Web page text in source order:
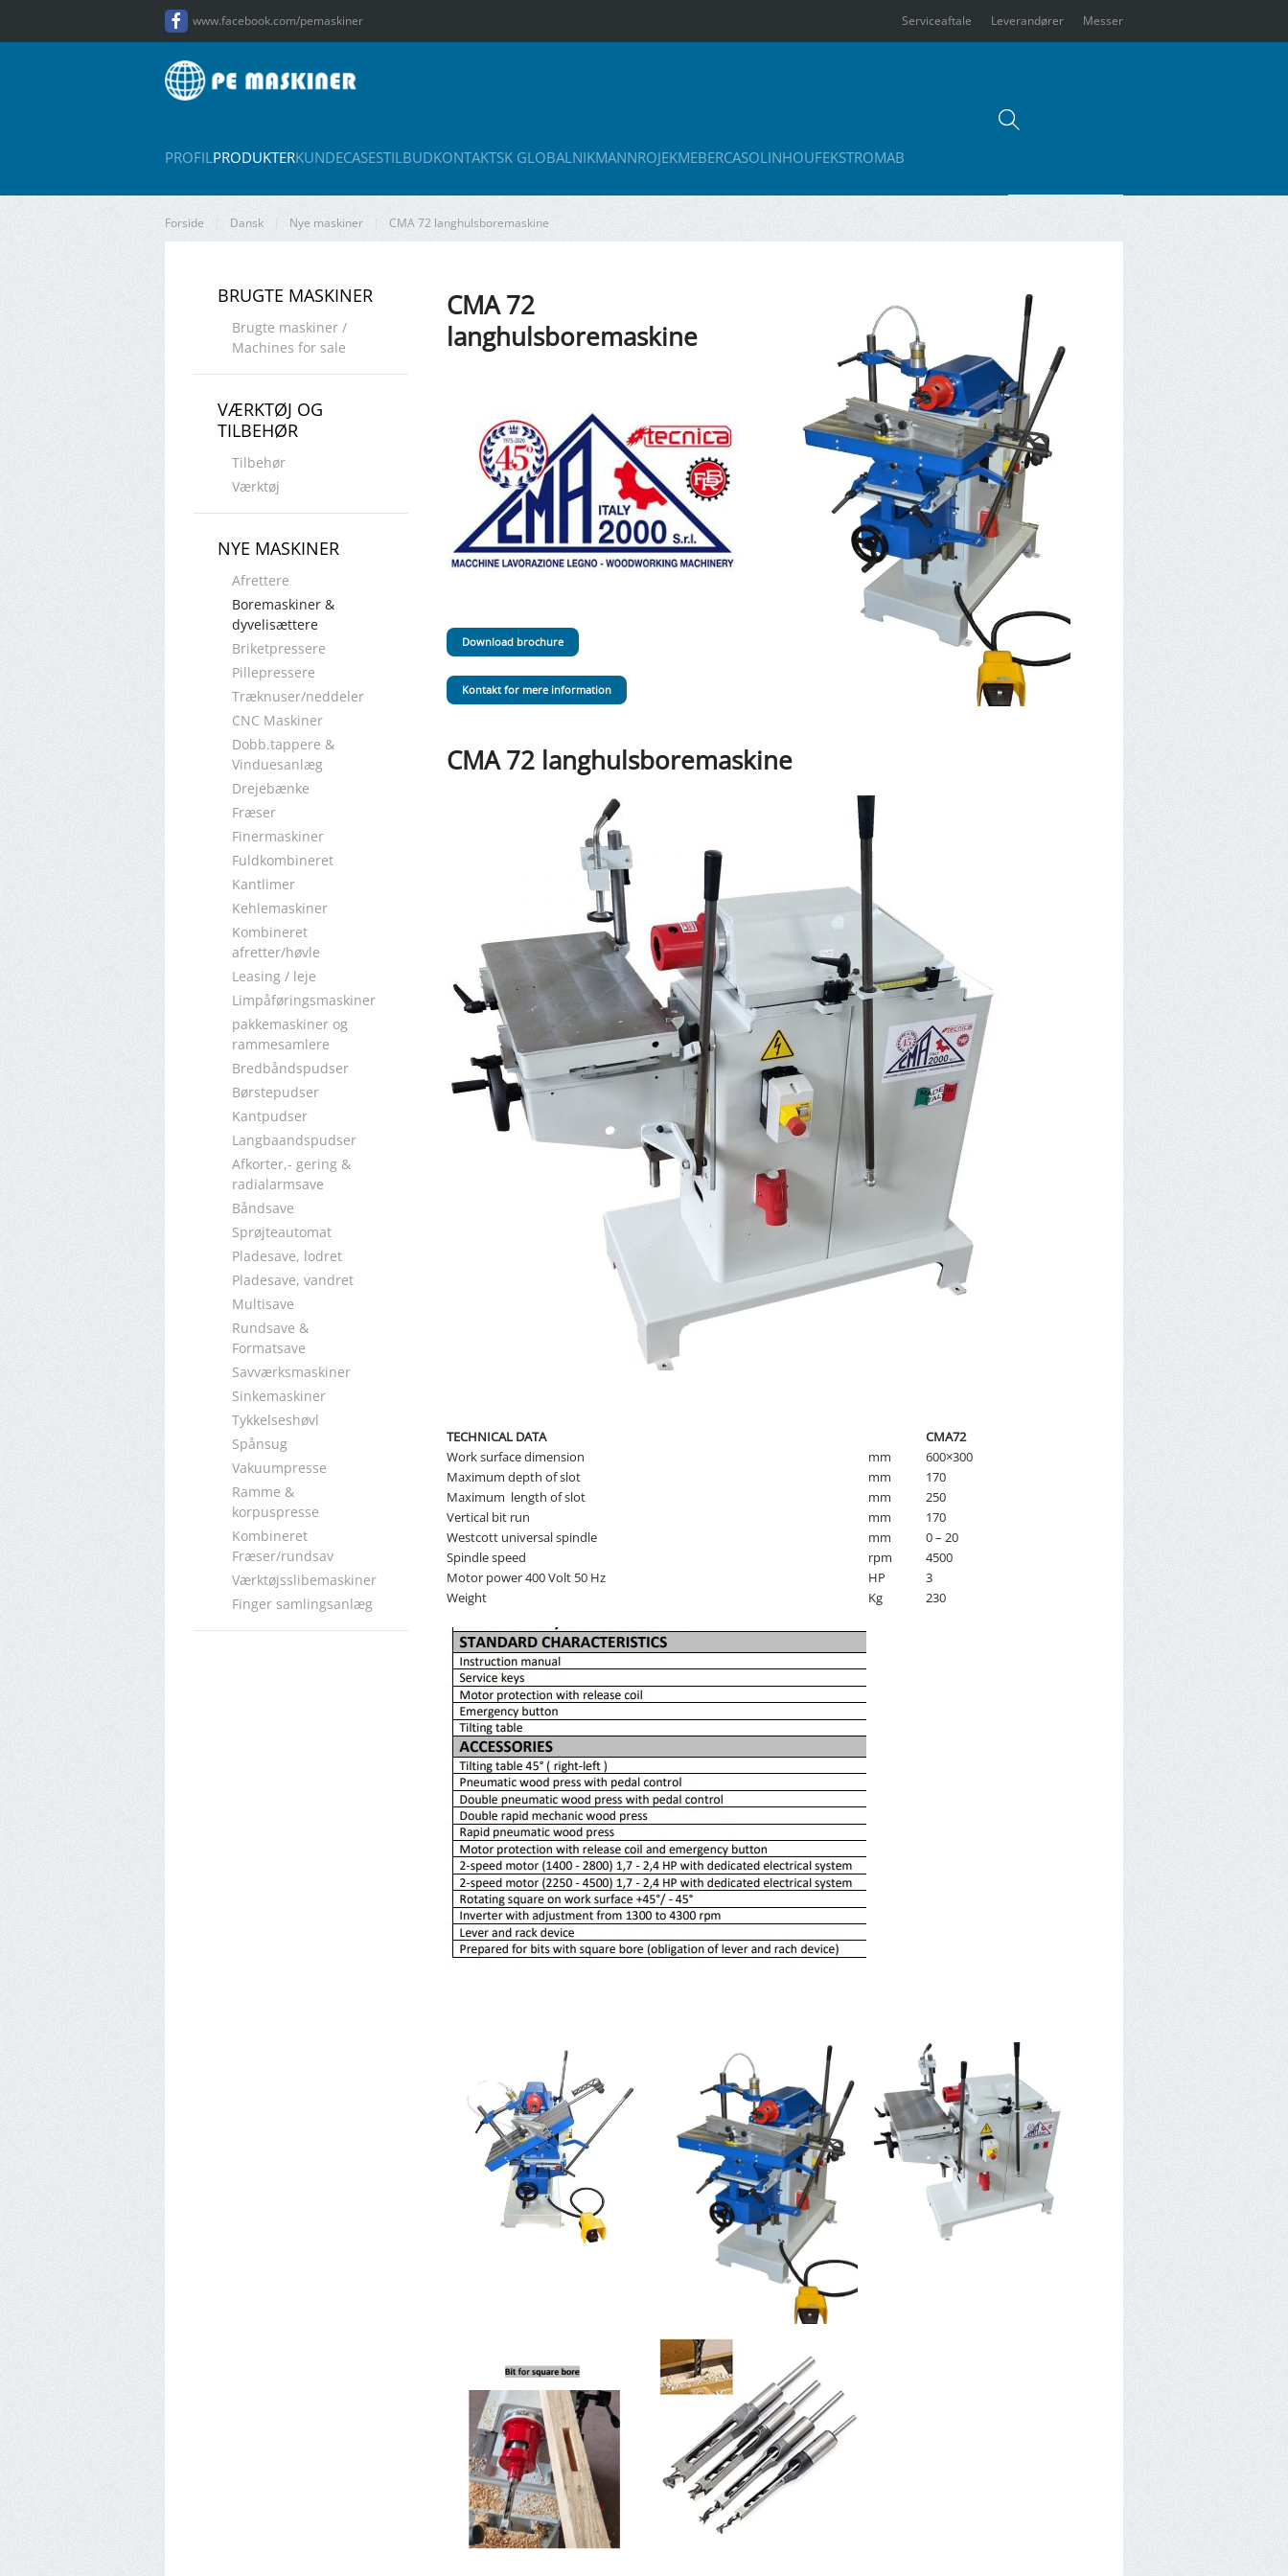
www.facebook.com/pemaskiner Serviceaftale Leverandører Messer
PROFILPRODUKTERKUNDECASESTILBUDKONTAKTSK GLOBALNIKMANNROJEKMEBERCASOLINHOUFEKSTROMAB
Forside Dansk Nye maskiner CMA 72 langhulsboremaskine
BRUGTE MASKINER
Brugte maskiner /
Machines for sale
VÆRKTØJ OG
TILBEHØR
Tilbehør
Værktøj
NYE MASKINER
Afrettere
Boremaskiner &
dyvelisættere
Briketpressere
Pillepressere
Træknuser/neddeler
CNC Maskiner
Dobb.tappere &
Vinduesanlæg
Drejebænke
Fræser
Finermaskiner
Fuldkombineret
Kantlimer
Kehlemaskiner
Kombineret
afretter/høvle
Leasing / leje
Limpåføringsmaskiner
pakkemaskiner og
rammesamlere
Bredbåndspudser
Børstepudser
Kantpudser
Langbaandspudser
Afkorter,- gering &
radialarmsave
Båndsave
Sprøjteautomat
Pladesave, lodret
Pladesave, vandret
Multisave
Rundsave &
Formatsave
Savværksmaskiner
Sinkemaskiner
Tykkelseshøvl
Spånsug
Vakuumpresse
Ramme &
korpuspresse
Kombineret
Fræser/rundsav
Værktøjsslibemaskiner
Finger samlingsanlæg
CMA 72
langhulsboremaskine
Download brochure
Kontakt for mere information
CMA 72 langhulsboremaskine
TECHNICAL DATA
CMA72
Work surface dimension
mm
600×300
Maximum depth of slot
mm
170
Maximum length of slot
mm
250
Vertical bit run
mm
170
Westcott universal spindle
mm
0 – 20
Spindle speed
rpm
4500
Motor power 400 Volt 50 Hz
HP
3
Weight
Kg 230